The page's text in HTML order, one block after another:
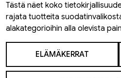
Tästä näet koko
rajata tuotteita
alakategorioihin alla olevista
ELÄMÄKERRAT